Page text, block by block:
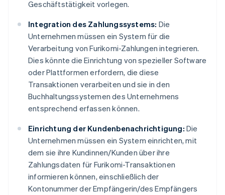
Geschäftstätigkeit vorlegen.
Integration des Zahlungssystems: Die
Unternehmen müssen ein System für die
Verarbeitung von Furikomi-Zahlungen integrieren.
Dies könnte die Einrichtung von spezieller Software
oder Plattformen erfordern, die diese
Transaktionen verarbeiten und sie in den
Buchhaltungssystemen des Unternehmens
entsprechend erfassen können.
Einrichtung der Kundenbenachrichtigung: Die
Unternehmen müssen ein System einrichten, mit
dem sie ihre Kundinnen/Kunden über ihre
Zahlungsdaten für Furikomi-Transaktionen
informieren können, einschließlich der
Kontonummer der Empfängerin/des Empfängers